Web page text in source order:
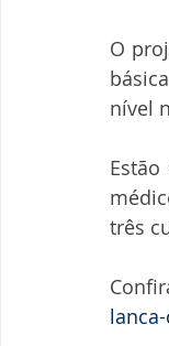
O
nível
três